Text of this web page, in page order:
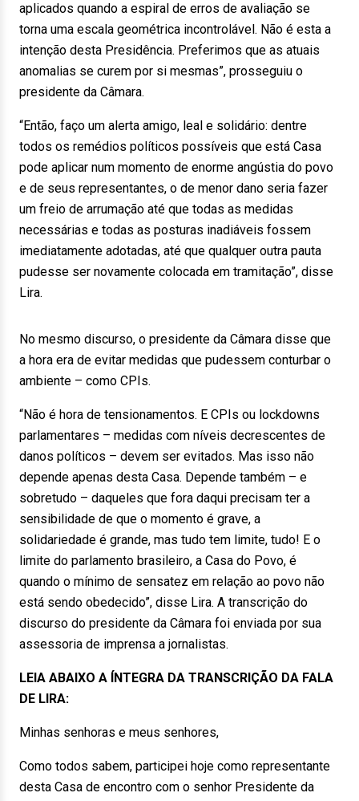
aplicados quando a espiral de erros de avaliação se
torna uma escala geométrica incontrolável. Não é esta a
intenção desta Presidência. Preferimos que as atuais
anomalias se curem por si mesmas”, prosseguiu o
presidente da Câmara.
“Então, faço um alerta amigo, leal e solidário: dentre
todos os remédios políticos possíveis que está Casa
pode aplicar num momento de enorme angústia do povo
e de seus representantes, o de menor dano seria fazer
um freio de arrumação até que todas as medidas
necessárias e todas as posturas inadiáveis fossem
imediatamente adotadas, até que qualquer outra pauta
pudesse ser novamente colocada em tramitação”, disse
Lira.
No mesmo discurso, o presidente da Câmara disse que
a hora era de evitar medidas que pudessem conturbar o
ambiente – como CPIs.
“Não é hora de tensionamentos. E CPIs ou lockdowns
parlamentares – medidas com níveis decrescentes de
danos políticos – devem ser evitados. Mas isso não
depende apenas desta Casa. Depende também – e
sobretudo – daqueles que fora daqui precisam ter a
sensibilidade de que o momento é grave, a
solidariedade é grande, mas tudo tem limite, tudo! E o
limite do parlamento brasileiro, a Casa do Povo, é
quando o mínimo de sensatez em relação ao povo não
está sendo obedecido”, disse Lira. A transcrição do
discurso do presidente da Câmara foi enviada por sua
assessoria de imprensa a jornalistas.
LEIA ABAIXO A ÍNTEGRA DA TRANSCRIÇÃO DA FALA
DE LIRA:
Minhas senhoras e meus senhores,
Como todos sabem, participei hoje como representante
desta Casa de encontro com o senhor Presidente da